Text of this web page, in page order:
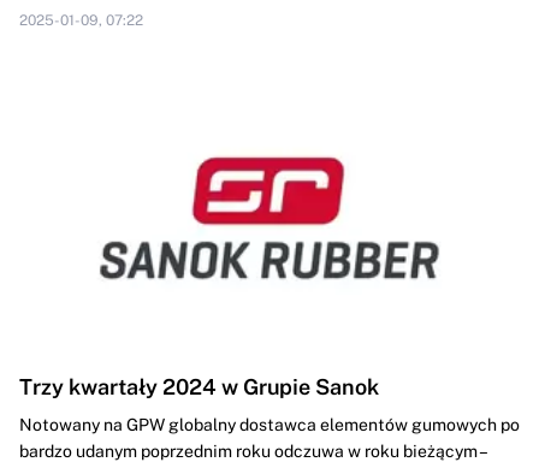
2025-01-09, 07:22
Trzy kwartały 2024 w Grupie Sanok
Notowany na GPW globalny dostawca elementów gumowych po
bardzo udanym poprzednim roku odczuwa w roku bieżącym –